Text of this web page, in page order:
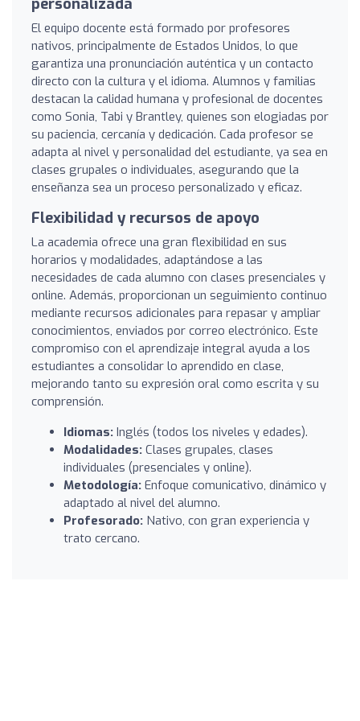
El equipo docente está formado por profesores
nativos, principalmente de Estados Unidos, lo que
garantiza una pronunciación auténtica y un contacto
directo con la cultura y el idioma. Alumnos y familias
destacan la calidad humana y profesional de docentes
como Sonia, Tabi y Brantley, quienes son elogiadas por
su paciencia, cercanía y dedicación. Cada profesor se
adapta al nivel y personalidad del estudiante, ya sea en
clases grupales o individuales, asegurando que la
enseñanza sea un proceso personalizado y eficaz.
Flexibilidad y recursos de apoyo
La academia ofrece una gran flexibilidad en sus
horarios y modalidades, adaptándose a las
necesidades de cada alumno con clases presenciales y
online. Además, proporcionan un seguimiento continuo
mediante recursos adicionales para repasar y ampliar
conocimientos, enviados por correo electrónico. Este
compromiso con el aprendizaje integral ayuda a los
estudiantes a consolidar lo aprendido en clase,
mejorando tanto su expresión oral como escrita y su
comprensión.
Idiomas: Inglés (todos los niveles y edades).
Modalidades: Clases grupales, clases
individuales (presenciales y online).
Metodología: Enfoque comunicativo, dinámico y
adaptado al nivel del alumno.
Profesorado: Nativo, con gran experiencia y
trato cercano.